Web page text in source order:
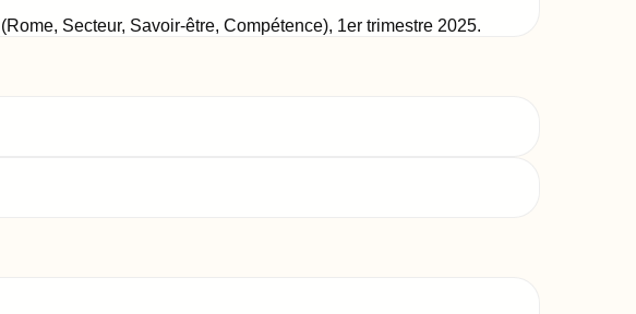
Secteur, Savoir-être, Compétence), 1er trimestre 2025.